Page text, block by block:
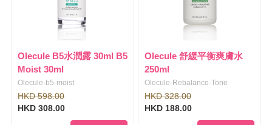
Olecule B5水潤露 30ml B5
Moist 30ml
Olecule-b5-moist
HKD 598.00
HKD 308.00
Olecule 舒緩平衡爽膚水
250ml
Olecule-Rebalance-Tone
HKD 328.00
HKD 188.00